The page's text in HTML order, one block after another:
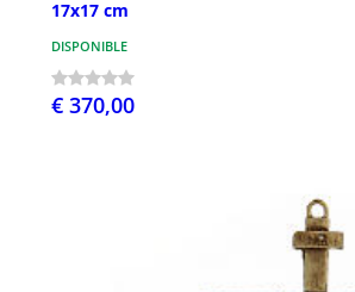
17x17 cm
DISPONIBLE
€ 370,00